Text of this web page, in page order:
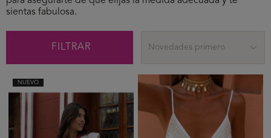
sientas fabulosa.
FILTRAR Novedades primero
NUEVO